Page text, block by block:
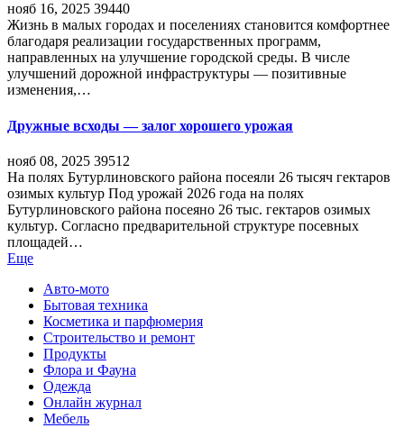
нояб 16, 2025 39440
Жизнь в малых городах и поселениях становится комфортнее
благодаря реализации государственных программ,
направленных на улучшение городской среды. В числе
улучшений дорожной инфраструктуры — позитивные
изменения,…
Дружные всходы — залог хорошего урожая
нояб 08, 2025 39512
На полях Бутурлиновского района посеяли 26 тысяч гектаров
озимых культур Под урожай 2026 года на полях
Бутурлиновского района посеяно 26 тыс. гектаров озимых
культур. Согласно предварительной структуре посевных
площадей…
Еще
Авто-мото
Бытовая техника
Косметика и парфюмерия
Строительство и ремонт
Продукты
Флора и Фауна
Одежда
Онлайн журнал
Мебель